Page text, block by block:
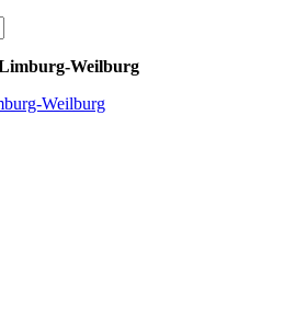
Weilburg